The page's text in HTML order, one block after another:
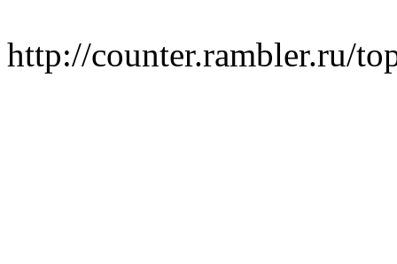
http://counter.rambler.ru/